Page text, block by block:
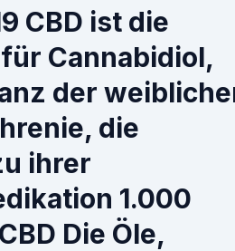
CBD ist die
Cannabidiol,
der
die
ihrer
1.000
Die Öle,